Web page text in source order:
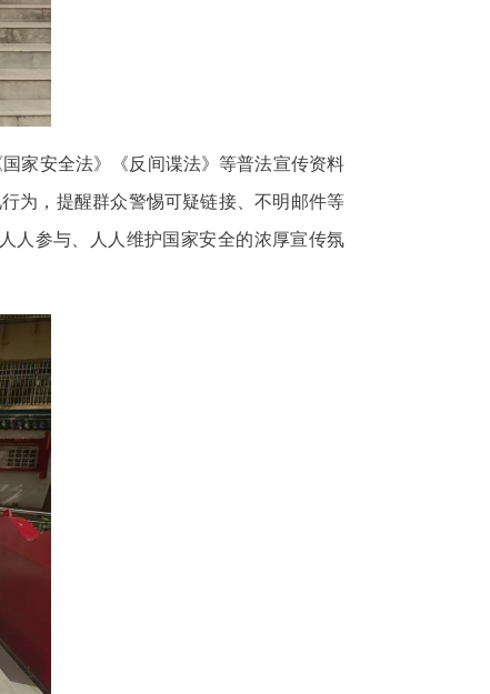
家安全法》《反间谍法》等普法宣传资料
为，提醒群众警惕可疑链接、不明邮件等
人参与、人人维护国家安全的浓厚宣传氛